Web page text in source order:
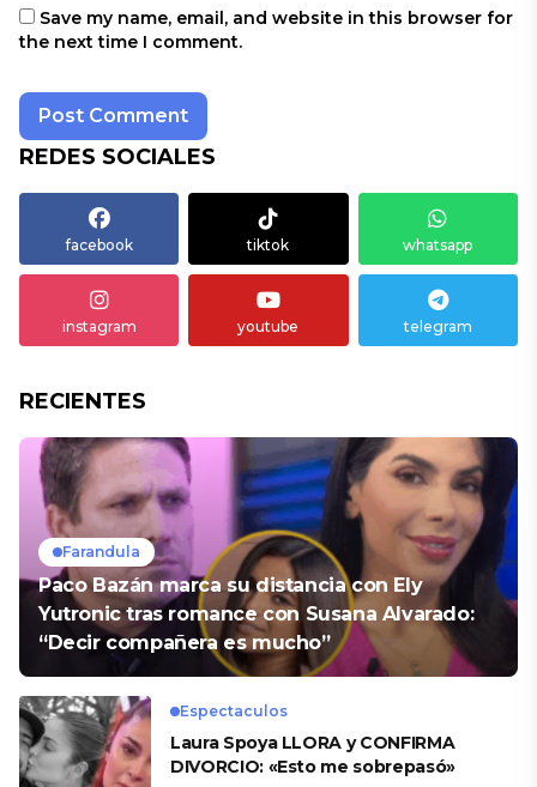
Save my name, email, and website in this browser for
the next time I comment.
REDES SOCIALES
facebook tiktok whatsapp
instagram youtube telegram
RECIENTES
Farandula
Paco Bazán marca su distancia con Ely
Yutronic tras romance con Susana Alvarado:
“Decir compañera es mucho”
Espectaculos
Laura Spoya LLORA y CONFIRMA
DIVORCIO: «Esto me sobrepasó»